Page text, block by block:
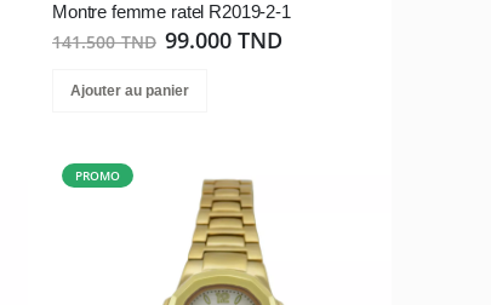
Montre femme ratel R2019-2-1
141.500 TND 99.000 TND
Ajouter au panier
PROMO